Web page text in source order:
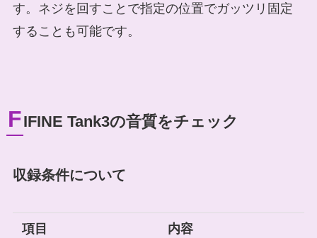
す。ネジを回すことで指定の位置でガッツリ固定
することも可能です。
FIFINE Tank3の音質をチェック
収録条件について
項目 内容